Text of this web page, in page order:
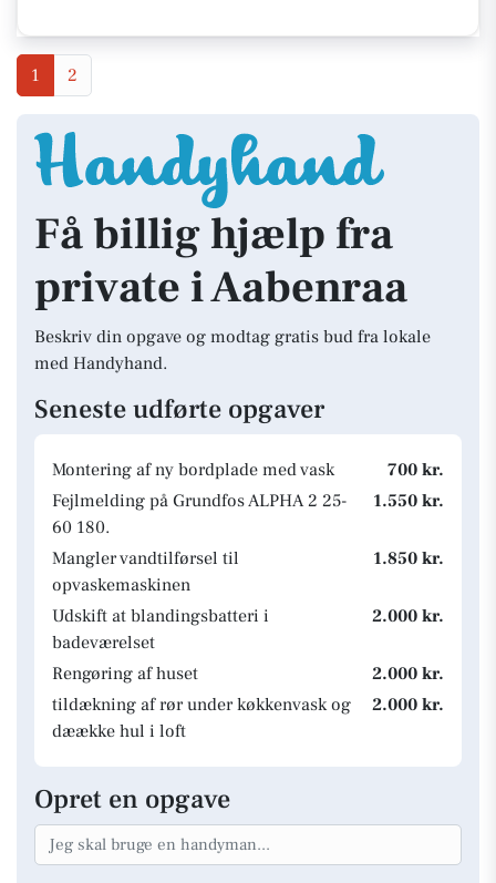
1 2
Få billig hjælp fra
private i Aabenraa
Beskriv din opgave og modtag gratis bud fra lokale
med Handyhand.
Seneste udførte opgaver
Montering af ny bordplade med vask
700 kr.
Fejlmelding på Grundfos ALPHA 2 25-
60 180.
1.550 kr.
Mangler vandtilførsel til
opvaskemaskinen
1.850 kr.
Udskift at blandingsbatteri i
badeværelset
2.000 kr.
Rengøring af huset
2.000 kr.
tildækning af rør under køkkenvask og
dæække hul i loft
2.000 kr.
Opret en opgave